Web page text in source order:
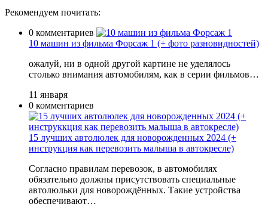
Рекомендуем почитать:
0 комментариев
10 машин из фильма Форсаж 1 (+ фото разновидностей)
ожалуй, ни в одной другой картине не уделялось
столько внимания автомобилям, как в серии фильмов…
11 января
0 комментариев
15 лучших автолюлек для новорожденных 2024 (+
инструкция как перевозить малыша в автокресле)
Согласно правилам перевозок, в автомобилях
обязательно должны присутствовать специальные
автолюльки для новорождённых. Такие устройства
обеспечивают…